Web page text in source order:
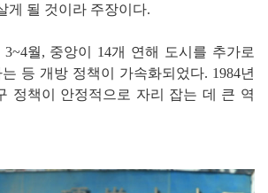
게 될 것이라 주장이다.
월, 중앙이 14개 연해 도시를 추가로
등 개방 정책이 가속화되었다. 1984년
정책이 안정적으로 자리 잡는 데 큰 역